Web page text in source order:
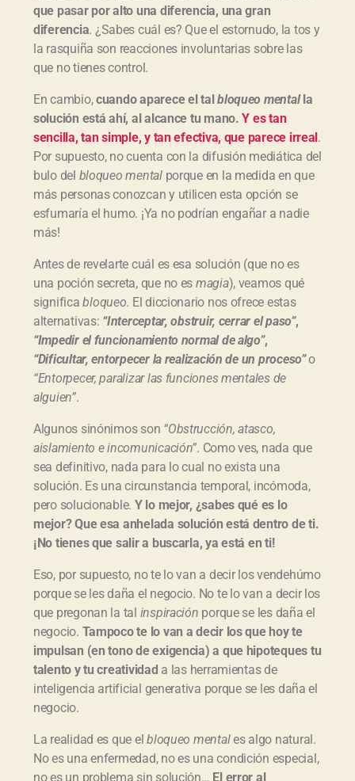
que pasar por alto una diferencia, una gran
diferencia. ¿Sabes cuál es? Que el estornudo, la tos y
la rasquiña son reacciones involuntarias sobre las
que no tienes control.
En cambio,cuando aparece el talbloqueo mentalla
solución está ahí, al alcance tu mano.Y es tan
sencilla, tan simple, y tan efectiva, que parece irreal.
Por supuesto, no cuenta con la difusión mediática del
bulo del bloqueo mentalporque en la medida en que
más personas conozcan y utilicen esta opción se
esfumaría el humo. ¡Ya no podrían engañar a nadie
más!
Antes de revelarte cuál es esa solución (que no es
una poción secreta, que no es magia), veamos qué
significabloqueo. El diccionario nos ofrece estas
alternativas: “Interceptar, obstruir, cerrar el paso”,
“Impedir el funcionamiento normal de algo”,
“Dificultar, entorpecer la realización de un proceso”o
“Entorpecer, paralizar las funciones mentales de
alguien”.
Algunos sinónimos son “Obstrucción, atasco,
aislamiento e incomunicación”. Como ves, nada que
sea definitivo, nada para lo cual no exista una
solución. Es una circunstancia temporal, incómoda,
pero solucionable. Y lo mejor, ¿sabes qué es lo
mejor? Que esa anhelada solución está dentro de ti.
¡No tienes que salir a buscarla, ya está en ti!
Eso, por supuesto, no te lo van a decir los vendehúmo
porque se les daña el negocio. No te lo van a decir los
que pregonan la tal inspiración porque se les daña el
negocio. Tampoco te lo van a decir los que hoy te
impulsan (en tono de exigencia) a que hipoteques tu
talento y tu creatividad a las herramientas de
inteligencia artificial generativa porque se les daña el
negocio.
La realidad es que elbloqueo mentales algo natural.
No es una enfermedad, no es una condición especial,
no es un problema sin solución… El error al